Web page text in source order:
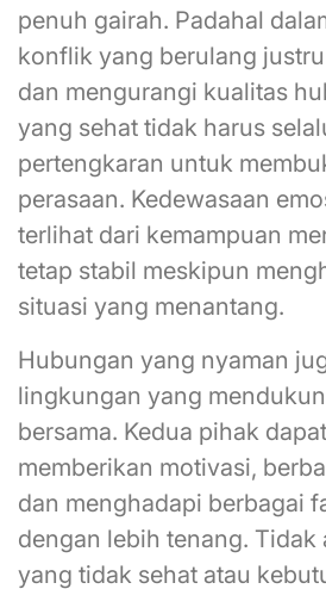
penuh gairah. Padahal
konflik yang berulang
dan mengurangi kualitas
yang sehat tidak harus
pertengkaran untuk
perasaan. Kedewasaan
terlihat dari kemampuan
tetap stabil meskipun
situasi yang menantang.
Hubungan yang nyaman
lingkungan yang
bersama. Kedua pihak
memberikan motivasi,
dan menghadapi berbagai
dengan lebih tenang. Tidak
yang tidak sehat atau